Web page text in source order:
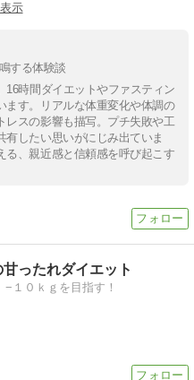
示
する体験談
時間ダイエットやファスティン
ます。リアルな体重変化や体調の
レスの影響も描写。プチ失敗や工
したい思いがにじみ出ていま
る、親近感と信頼感を呼び起こす
ったれダイエット
−１０ｋｇを目指す！